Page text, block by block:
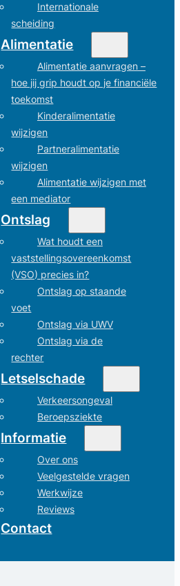
Internationale
scheiding
Alimentatie
Alimentatie aanvragen –
hoe jij grip houdt op je financiële
toekomst
Kinderalimentatie
wijzigen
Partneralimentatie
wijzigen
Alimentatie wijzigen met
een mediator
Ontslag
Wat houdt een
vaststellingsovereenkomst
(VSO) precies in?
Ontslag op staande
voet
Ontslag via UWV
Ontslag via de
rechter
Letselschade
Verkeersongeval
Beroepsziekte
Informatie
Over ons
Veelgestelde vragen
Werkwijze
Reviews
Contact